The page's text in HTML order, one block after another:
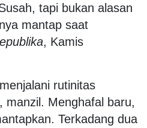
tapi bukan alasan
mantap saat
, Kamis
rutinitas
manzil. Menghafal baru,
Terkadang dua